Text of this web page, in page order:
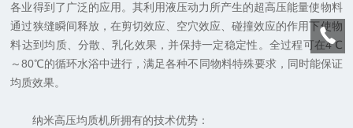
各业得到了广泛的应用。其利用液压动力所产生的超高压能量使物料
通过狭缝瞬间释放，在剪切效应、空穴效应、碰撞效应的作用下使物
料达到均质、分散、乳化效果，并保持一定稳定性。全过程可在4℃
～80℃的循环水浴中进行，满足各种不同物料特殊要求，同时能保证
均质效果。
纳米高压均质机所拥有的技术优势：